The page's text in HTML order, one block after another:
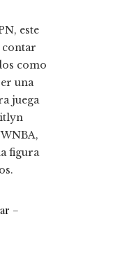
este
contar
como
una
juega
figura
–